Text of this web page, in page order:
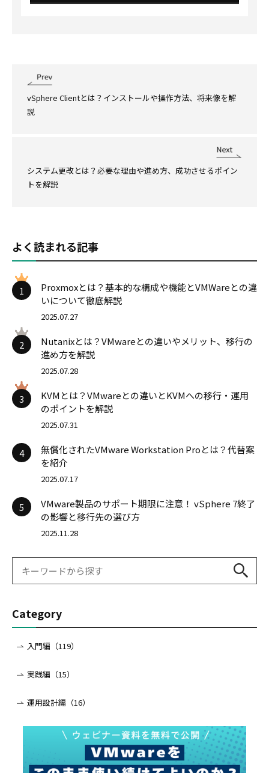
vSphere Clientとは？インストールや操作方法、将来像を解
説
システム更改とは？必要な理由や進め方、成功させるポイン
トを解説
よく読まれる記事
1
Proxmoxとは？基本的な構成や機能とVMWareとの違
いについて徹底解説
2025.07.27
2
Nutanixとは？VMwareとの違いやメリット、移行の
進め方を解説
2025.07.28
3
KVMとは？VMwareとの違いとKVMへの移行・運用
のポイントを解説
2025.07.31
4
無償化されたVMware Workstation Proとは？代替案
を紹介
2025.07.17
5
VMware製品のサポート期限に注意！ vSphere 7終了
の影響と移行先の選び方
2025.11.28
Category
入門編（119）
実践編（15）
運用設計編（16）